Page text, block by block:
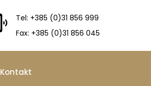
Tel: +385 (0)31 856 999
Fax: +385 (0)31 856 045
Kontakt